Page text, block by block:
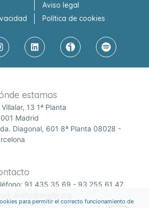
Aviso legal
Política de cookies
estamos
13 1ª Planta
Madrid
Diagonal, 601 8ª Planta 08028 -
91 435 35 69 - 93 255 61 47
para permitir el correcto funcionamiento de